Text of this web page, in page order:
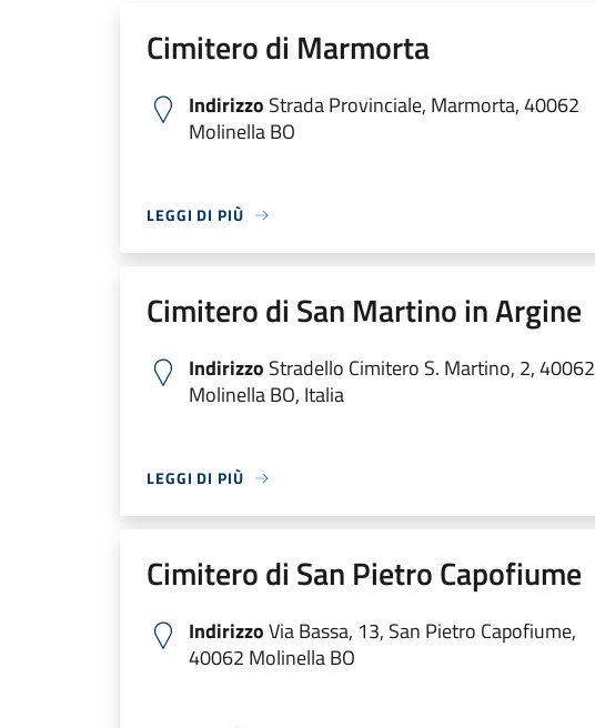
Cimitero di Marmorta
Indirizzo Strada Provinciale, Marmorta, 40062
Molinella BO
LEGGI DI PIÙ
Cimitero di San Martino in Argine
Indirizzo Stradello Cimitero S. Martino, 2, 40062
Molinella BO, Italia
LEGGI DI PIÙ
Cimitero di San Pietro Capofiume
IndirizzoVia Bassa, 13, San Pietro Capofiume,
40062 Molinella BO